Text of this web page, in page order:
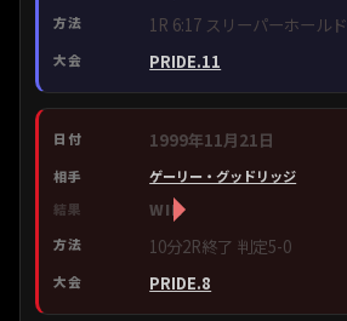
1R 6:17 スリーパーホールド
PRIDE.11
1999年11月21日
ゲーリー・グッドリッジ
WIN
10分2R終了 判定5-0
PRIDE.8